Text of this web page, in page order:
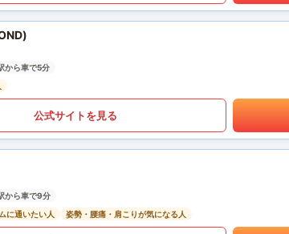
から車で5分
公式サイトを見る
から車で9分
に通いたい人
姿勢・腰痛・肩こりが気になる人